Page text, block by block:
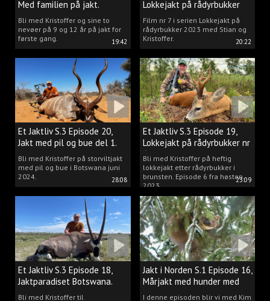
19:42
Med familien på jakt.
Bli med Kristoffer og sine to
nevøer på 9 og 12 år på jakt for
første gang.
20:22
Lokkejakt på rådyrbukker
med Stian og Kristoffer
Film nr 7 i serien Lokkejakt på
rådyrbukker 2023 med Stian og
Kristoffer.
28:08
Et Jaktliv S.3 Episode 20,
Jakt med pil og bue del 1.
Bli med Kristoffer på storviltjakt
med pil og bue i Botswana juni
2024.
23:09
Et Jaktliv S.3 Episode 19,
Lokkejakt på rådyrbukker nr
6
Bli med Kristoffer på heftig
lokkejakt etter rådyrbukker i
brunsten. Episode 6 fra høsten
2023.
Et Jaktliv S.3 Episode 18,
Jaktparadiset Botswana.
Bli med Kristoffer til
Jakt i Norden S.1 Episode 16,
Mårjakt med hunder med
Kim Persson
I denne episoden blir vi med Kim